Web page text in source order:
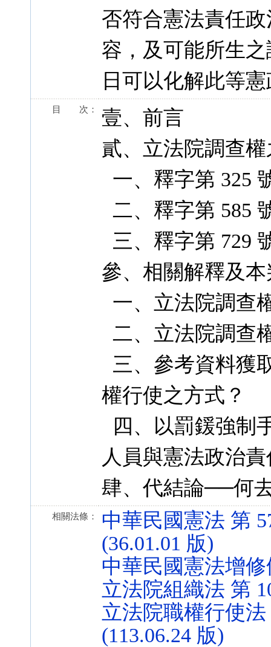
否符合憲法責任
容，及可能所生
日可以化解此等
目 次：
壹、前言
貳、立法院調查
一、釋字第 325
二、釋字第 585
三、釋字第 729
參、相關解釋及
一、立法院調查
二、立法院調查
三、參考資料獲
權行使之方式？
四、以罰鍰強制
人員與憲法政治
肆、代結論──何
相關法條：
中華民國憲法 第
(36.01.01 版)
中華民國憲法增修
立法院組織法 第
立法院職權行使法
(113.06.24 版)